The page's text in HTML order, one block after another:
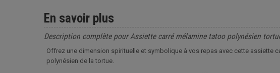
En savoir plus
Description complète pour Assiette carré mélamine tatoo polynésien
Offrez une dimension spirituelle et symbolique à vos repas avec cette assiette
polynésien de la tortue.